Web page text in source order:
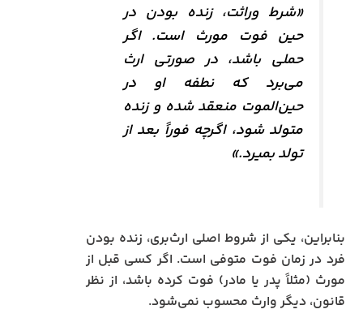
«شرط وراثت، زنده بودن در
حین فوت مورث است. اگر
حملی باشد، در صورتی ارث
می‌برد که نطفه او در
حین‌الموت منعقد شده و زنده
متولد شود، اگرچه فوراً بعد از
تولد بمیرد.»
بنابراین، یکی از شروط اصلی ارث‌بری، زنده بودن
فرد در زمان فوت متوفی است. اگر کسی قبل از
مورث (مثلاً پدر یا مادر) فوت کرده باشد، از نظر
قانون، دیگر وارث محسوب نمی‌شود.